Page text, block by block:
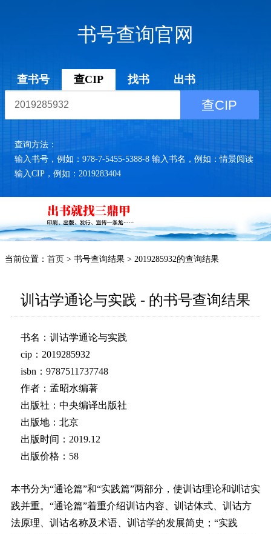
书号查询官网
查书号 查CIP 找书 出书
查CIP
查询方法：
输入书号，例如：978-7-5455-5388-8 输入书名，例如：情景阅读
输入CIP，例如：2019283404
当前位置： 首页 > 书号查询结果 > 2019285932的查询结果
训诂学通论与实践 - 的书号查询结果
书名：训诂学通论与实践
cip：2019285932
isbn：9787511737748
作者：孟昭水编著
出版社：中央编译出版社
出版地：北京
出版时间：2019.12
出版价格：58
本书分为“通论篇”和“实践篇”两部分，使训诂理论和训诂实
践并重。“通论篇”着重介绍训诂内容、训诂体式、训诂方
法原理、训诂名称及术语、训诂学的发展简史；“实践